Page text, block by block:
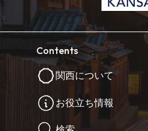
Contents
関西について
お役立ち情報